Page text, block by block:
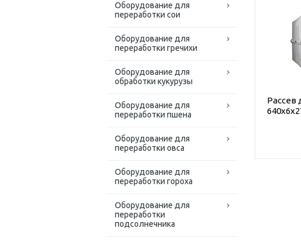
Оборудование для
переработки сои
Оборудование для
переработки гречихи
Оборудование для
обработки кукурузы
Оборудование для
переработки пшена
Оборудование для
переработки овса
Оборудование для
переработки гороха
Оборудование для
переработки
подсолнечника
Рассев